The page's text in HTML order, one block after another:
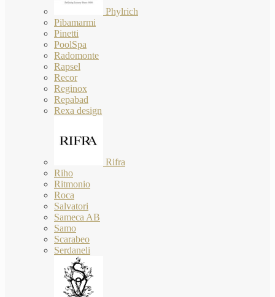
Phylrich
Pibamarmi
Pinetti
PoolSpa
Radomonte
Rapsel
Recor
Reginox
Repabad
Rexa design
Rifra
Riho
Ritmonio
Roca
Salvatori
Sameca AB
Samo
Scarabeo
Serdaneli